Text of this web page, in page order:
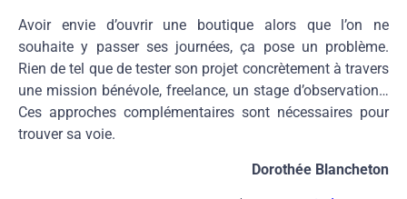
Avoir envie d’ouvrir une boutique alors que l’on ne
souhaite y passer ses journées, ça pose un problème.
Rien de tel que de tester son projet concrètement à travers
une mission bénévole, freelance, un stage d’observation…
Ces approches complémentaires sont nécessaires pour
trouver sa voie.
Dorothée Blancheton